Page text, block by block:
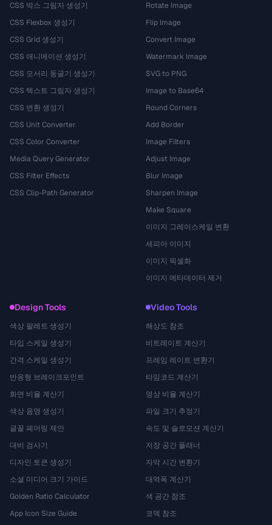
CSS 박스 그림자 생성기
CSS Flexbox 생성기
CSS Grid 생성기
CSS 애니메이션 생성기
CSS 모서리 둥글기 생성기
CSS 텍스트 그림자 생성기
CSS 변환 생성기
CSS Unit Converter
CSS Color Converter
Media Query Generator
CSS Filter Effects
CSS Clip-Path Generator
Rotate Image
Flip Image
Convert Image
Watermark Image
SVG to PNG
Image to Base64
Round Corners
Add Border
Image Filters
Adjust Image
Blur Image
Sharpen Image
Make Square
이미지 그레이스케일 변환
세피아 이미지
이미지 픽셀화
이미지 메타데이터 제거
Design Tools
색상 팔레트 생성기
타입 스케일 생성기
간격 스케일 생성기
반응형 브레이크포인트
화면 비율 계산기
색상 음영 생성기
글꼴 페어링 제안
대비 검사기
디자인 토큰 생성기
소셜 미디어 크기 가이드
Golden Ratio Calculator
App Icon Size Guide
Video Tools
해상도 참조
비트레이트 계산기
프레임 레이트 변환기
타임코드 계산기
영상 비율 계산기
파일 크기 추정기
속도 및 슬로모션 계산기
저장 공간 플래너
자막 시간 변환기
대역폭 계산기
색 공간 참조
코덱 참조